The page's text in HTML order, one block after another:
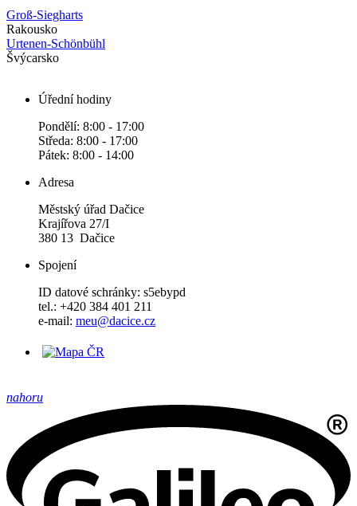
Groß-Siegharts
Rakousko
Urtenen-Schönbühl
Švýcarsko
Úřední hodiny
Pondělí: 8:00 - 17:00
Středa: 8:00 - 17:00
Pátek: 8:00 - 14:00
Adresa
Městský úřad Dačice
Krajířova 27/I
380 13 Dačice
Spojení
ID datové schránky: s5ebypd
tel.: +420 384 401 211
e-mail: meu@dacice.cz
nahoru